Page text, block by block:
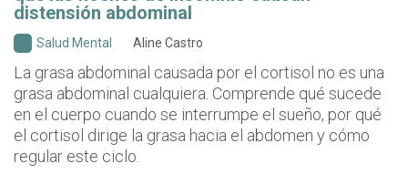
distensión abdominal
Salud Mental Aline Castro
La grasa abdominal causada por el cortisol no es una
grasa abdominal cualquiera. Comprende qué sucede
en el cuerpo cuando se interrumpe el sueño, por qué
el cortisol dirige la grasa hacia el abdomen y cómo
regular este ciclo.